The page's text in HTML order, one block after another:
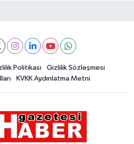
Politikası
Gizlilik Sözleşmesi
KVKK Aydınlatma Metni